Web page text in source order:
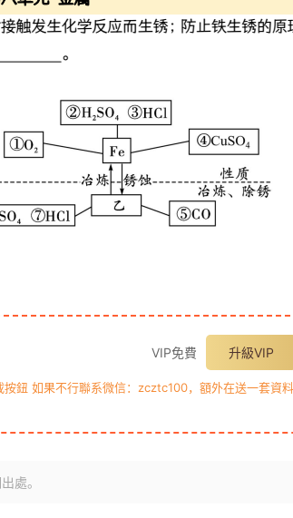
VIP免費 升級VIP
鈕 如果不行聯系微信：zcztc100，額外在送一套資料
處。